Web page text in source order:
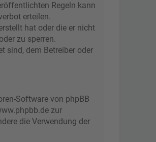
Regeln kann
erteilen.
hat oder die er nicht
zu sperren.
sind, dem Betreiber oder
Software von phpBB
zur
die Verwendung der